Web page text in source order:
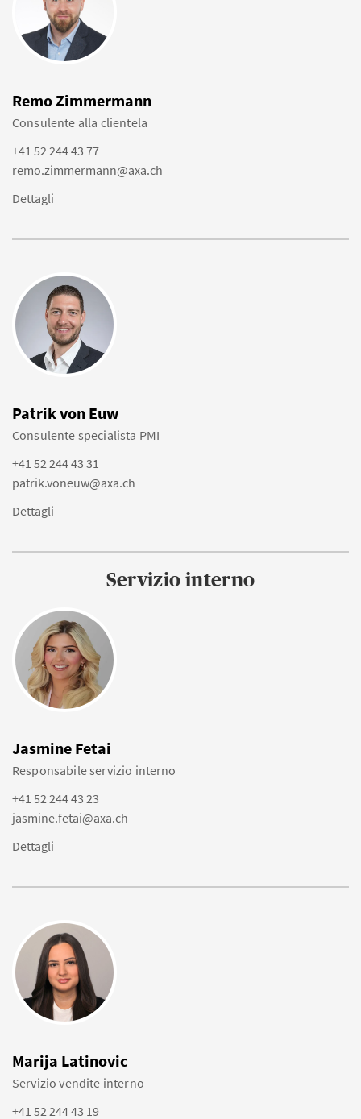
Remo Zimmermann
Consulente alla clientela
+41 52 244 43 77
remo.zimmermann@axa.ch
Dettagli
Patrik von Euw
Consulente specialista PMI
+41 52 244 43 31
patrik.voneuw@axa.ch
Dettagli
Servizio interno
Jasmine Fetai
Responsabile servizio interno
+41 52 244 43 23
jasmine.fetai@axa.ch
Dettagli
Marija Latinovic
Servizio vendite interno
+41 52 244 43 19